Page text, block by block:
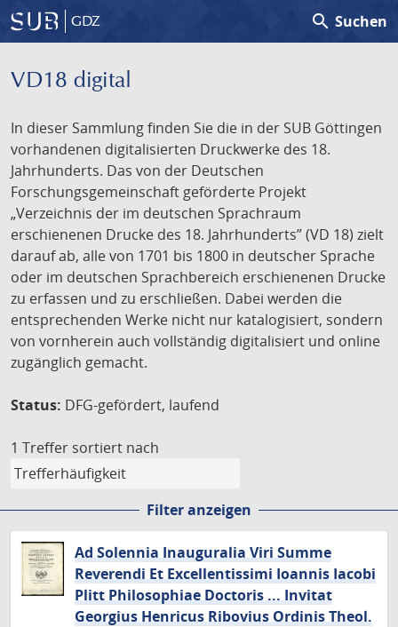
GDZ search Suchen
VD18 digital
In dieser Sammlung finden Sie die in der SUB Göttingen
vorhandenen digitalisierten Druckwerke des 18.
Jahrhunderts. Das von der Deutschen
Forschungsgemeinschaft geförderte Projekt
„Verzeichnis der im deutschen Sprachraum
erschienenen Drucke des 18. Jahrhunderts” (VD 18) zielt
darauf ab, alle von 1701 bis 1800 in deutscher Sprache
oder im deutschen Sprachbereich erschienenen Drucke
zu erfassen und zu erschließen. Dabei werden die
entsprechenden Werke nicht nur katalogisiert, sondern
von vornherein auch vollständig digitalisiert und online
zugänglich gemacht.
Status: DFG-gefördert, laufend
1 Treffer sortiert nach
Filter anzeigen
Ad Solennia Inauguralia Viri Summe
Reverendi Et Excellentissimi Ioannis Iacobi
Plitt Philosophiae Doctoris ... Invitat
Georgius Henricus Ribovius Ordinis Theol.